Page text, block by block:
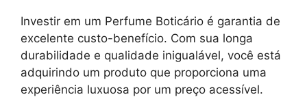
Investir em um Perfume Boticário é garantia de
excelente custo-benefício. Com sua longa
durabilidade e qualidade inigualável, você está
adquirindo um produto que proporciona uma
experiência luxuosa por um preço acessível.